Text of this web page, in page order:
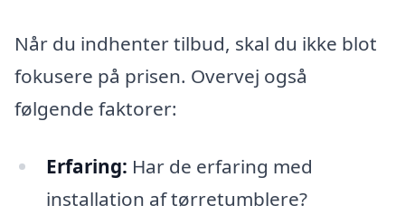
Når du indhenter tilbud, skal du ikke blot
fokusere på prisen. Overvej også
følgende faktorer:
Erfaring: Har de erfaring med
installation af tørretumblere?